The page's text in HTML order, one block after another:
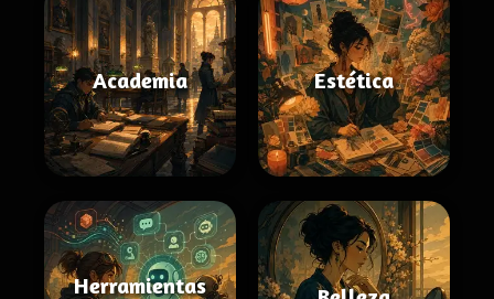
Academia Estética
Herramientas